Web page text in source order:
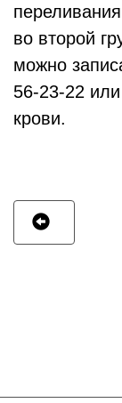
во второй
можно
56-23-22
крови.